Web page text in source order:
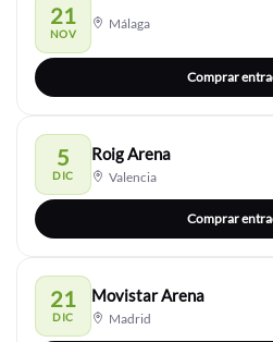
21
NOV
Málaga
Comprar
5
DIC
Roig Arena
Valencia
Comprar
21
DIC
Movistar Arena
Madrid